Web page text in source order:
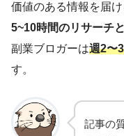
価値のある情報を届
5~10時間のリサーチ
副業ブロガーは週2〜
す。
記事の